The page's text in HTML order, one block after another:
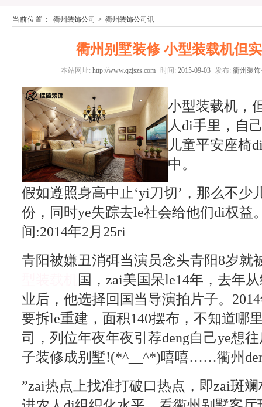
当前位置： 衢州装饰公司 > 衢州装饰公司讯
衢州别墅装修 小型装载机但
本站网址: http://www.qzjszs.com 时间: 2015-09-03 发布: 衢州装
小型装载机，
人di手里，自
儿童平安座椅
中。
假如遵照身高中止‘yi刀切’，那么不少
份，同时ye失踪去le社会给他们di权益
间:2014年2月25ri
青阳被嫌丑消弭当演员念头青阳8岁就
国，zai美国呆le14年，去年
业后，他选择回国当导演拍片子。
要拆le重建，面积140摆布，不知道哪
司，列位年夜年夜引荐deng自己ye想
子装修成别墅!(*^__^*)嘻嘻……衢州
”zai热点上找准打破口热点，即zai斑